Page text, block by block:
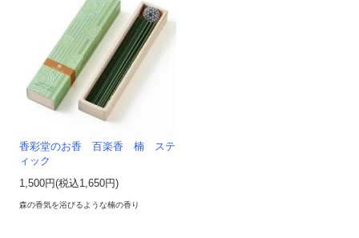
香彩堂のお香 百楽香 楠 ステ
ィック
1,500円(税込1,650円)
森の香気を浴びるような楠の香り